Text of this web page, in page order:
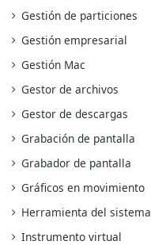
Gestión de particiones
Gestión empresarial
Gestión Mac
Gestor de archivos
Gestor de descargas
Grabación de pantalla
Grabador de pantalla
Gráficos en movimiento
Herramienta del sistema
Instrumento virtual